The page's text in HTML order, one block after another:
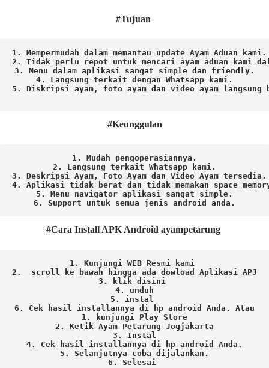
#Tujuan
1. Mempermudah dalam memantau update Ayam Aduan kami.
2. Tidak perlu repot untuk mencari ayam aduan kami
3. Menu dalam aplikasi sangat simple dan friendly.
4. Langsung terkait dengan Whatsapp kami.
5. Diskripsi ayam, foto ayam dan video ayam
#Keunggulan
1. Mudah pengoperasiannya.
2. Langsung terkait Whatsapp kami.
3. Deskripsi Ayam, Foto Ayam dan Video Ayam tersedia.
4. Aplikasi tidak berat dan tidak memakan space
5. Menu navigator aplikasi sangat simple.
6. Support untuk semua jenis android anda.
#Cara Install APK Android ayampetarung
1. Kunjungi WEB Resmi kami
2.  scroll ke bawah hingga ada dowload Aplikasi APJ
3. klik disini
4. unduh
5. instal
6. Cek hasil installannya di hp android Anda. Atau
1. kunjungi Play Store
2. Ketik Ayam Petarung Jogjakarta
3. Instal
4. Cek hasil installannya di hp android Anda.
5. Selanjutnya coba dijalankan.
6. Selesai